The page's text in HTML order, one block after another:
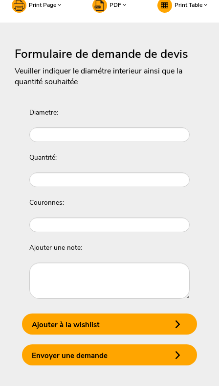
Print Page PDF Print Table
Formulaire de demande de devis
Veuiller indiquer le diamétre interieur ainsi que la
quantité souhaitée
Diametre:
Quantité:
Couronnes:
Ajouter une note:
Ajouter à la wishlist
Envoyer une demande